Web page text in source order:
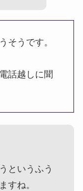
そうです。
話越しに聞
というふう
すね。